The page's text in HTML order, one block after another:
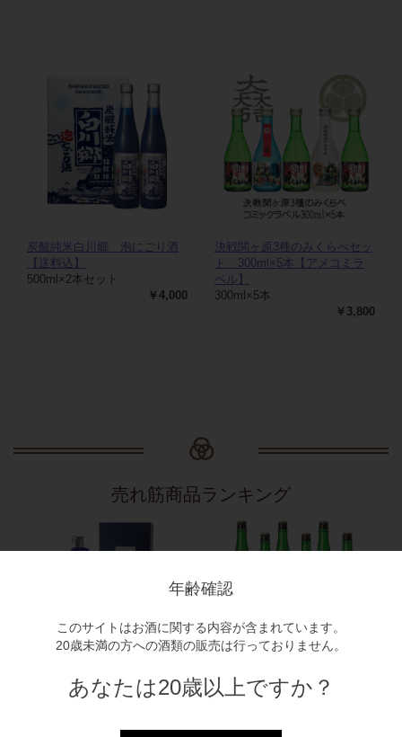
年齢確認
このサイトはお酒に関する内容が含まれています。
20歳未満の方への酒類の販売は行っておりません。
あなたは20歳以上ですか？
炭酸純米白川郷 泡にごり酒
【送料込】
500ml×2本セット
￥4,000
決戦関ヶ原3種のみくらべセッ
ト 300ml×5本【アメコミラ
ベル】
300ml×5本
￥3,800
売れ筋商品ランキング
大吟醸 道三 吟雪花 1.8L
白川郷 純米にごり酒 1.8Ｌ